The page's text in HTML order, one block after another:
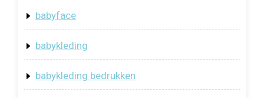
babyface
babykleding
babykleding bedrukken